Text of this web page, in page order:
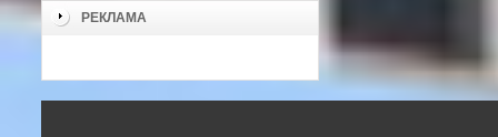
РЕКЛАМА